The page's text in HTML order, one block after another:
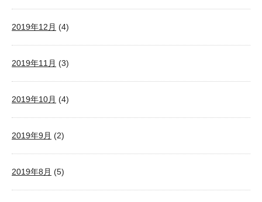
2019年12月 (4)
2019年11月 (3)
2019年10月 (4)
2019年9月 (2)
2019年8月 (5)